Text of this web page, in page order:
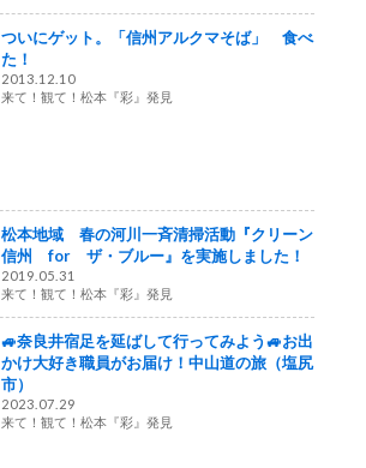
ついにゲット。「信州アルクマそば」 食べ
た！
2013.12.10
来て！観て！松本『彩』発見
松本地域 春の河川一斉清掃活動『クリーン
信州 for ザ・ブルー』を実施しました！
2019.05.31
来て！観て！松本『彩』発見
🚙奈良井宿足を延ばして行ってみよう🚙お出
かけ大好き職員がお届け！中山道の旅（塩尻
市）
2023.07.29
来て！観て！松本『彩』発見